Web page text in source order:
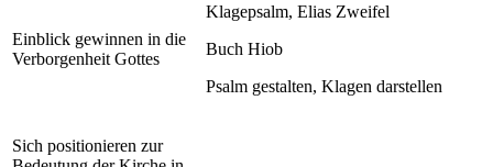
Einblick gewinnen in die
Verborgenheit Gottes
Klagepsalm, Elias Zweifel
Buch Hiob
Psalm gestalten, Klagen darstellen
Sich positionieren zur